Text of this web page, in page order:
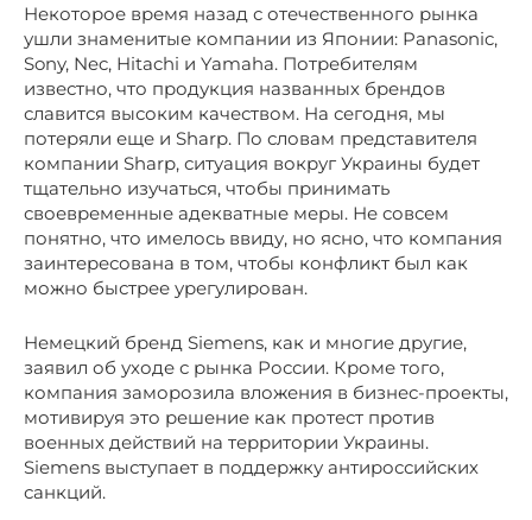
Некоторое время назад с отечественного рынка
ушли знаменитые компании из Японии: Panasonic,
Sony, Nec, Hitachi и Yamaha. Потребителям
известно, что продукция названных брендов
славится высоким качеством. На сегодня, мы
потеряли еще и Sharp. По словам представителя
компании Sharp, ситуация вокруг Украины будет
тщательно изучаться, чтобы принимать
своевременные адекватные меры. Не совсем
понятно, что имелось ввиду, но ясно, что компания
заинтересована в том, чтобы конфликт был как
можно быстрее урегулирован.
Немецкий бренд Siemens, как и многие другие,
заявил об уходе с рынка России. Кроме того,
компания заморозила вложения в бизнес-проекты,
мотивируя это решение как протест против
военных действий на территории Украины.
Siemens выступает в поддержку антироссийских
санкций.